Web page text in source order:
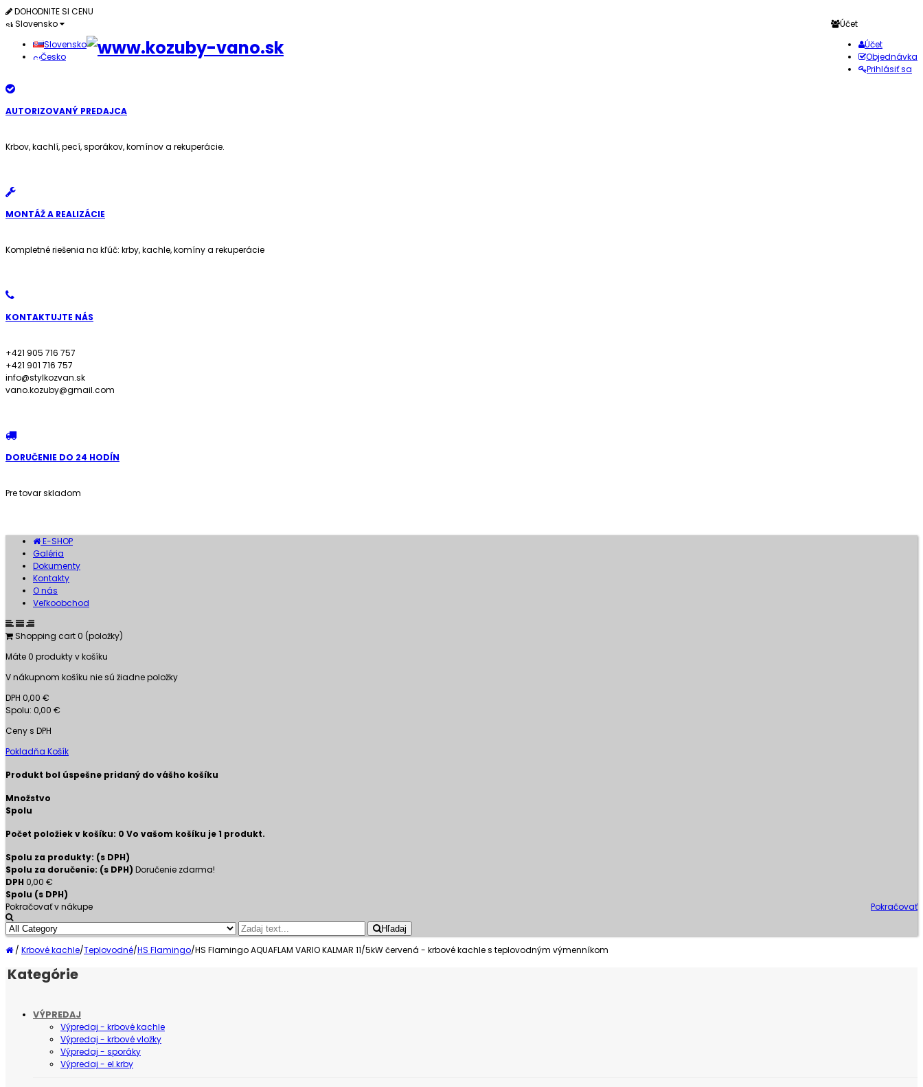
DOHODNITE SI CENU
Účet
Účet
Objednávka
Prihlásiť sa
Slovensko
Slovensko
Česko
AUTORIZOVANÝ PREDAJCA
Krbov, kachlí, pecí, sporákov, komínov a rekuperácie.
MONTÁŽ A REALIZÁCIE
Kompletné riešenia na kľúč: krby, kachle, komíny a rekuperácie
KONTAKTUJTE NÁS
+421 905 716 757
+421 901 716 757
info@stylkozvan.sk
vano.kozuby@gmail.com
DORUČENIE DO 24 HODÍN
Pre tovar skladom
E-SHOP
Galéria
Dokumenty
Kontakty
O nás
Veľkoobchod
Shopping cart0 (položky)
Máte0 produkty v košíku
V nákupnom košíku nie sú žiadne položky
DPH 0,00 €
Spolu: 0,00 €
Ceny s DPH
Pokladňa Košík
Produkt bol úspešne pridaný do vášho košíku
Množstvo
Spolu
Počet položiek v košíku: 0 Vo vašom košíku je 1 produkt.
Spolu za produkty: (s DPH)
Spolu za doručenie: (s DPH) Doručenie zdarma!
DPH 0,00 €
Spolu (s DPH)
Pokračovať v nákupe
Pokračovať
Hľadaj
/ Krbové kachle/Teplovodné/HS Flamingo/HS Flamingo AQUAFLAM VARIO KALMAR 11/5kW červená - krbové kachle s teplovodným výmenníkom
Kategórie
VÝPREDAJ
Výpredaj - krbové kachle
Výpredaj - krbové vložky
Výpredaj - sporáky
Výpredaj - el.krby